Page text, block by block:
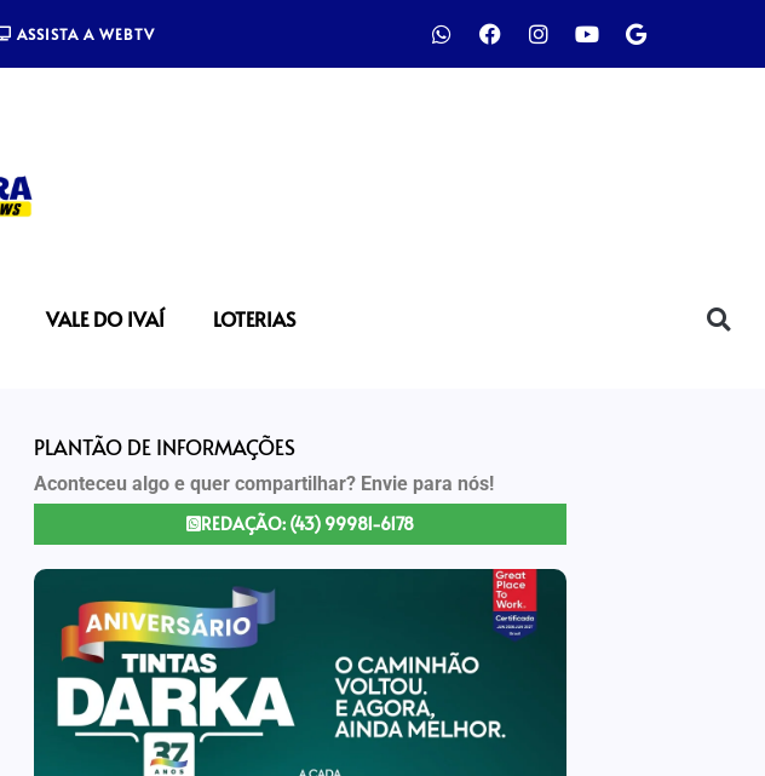
ASSISTA A WEBTV
VALE DO IVAÍ LOTERIAS
PLANTÃO DE INFORMAÇÕES
Aconteceu algo e quer compartilhar? Envie para nós!
REDAÇÃO: (43) 99981-6178